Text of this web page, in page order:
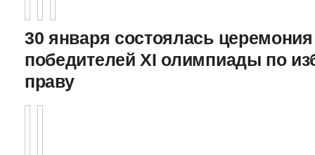
30 января состоялась
победителей XI олимпиады по
праву